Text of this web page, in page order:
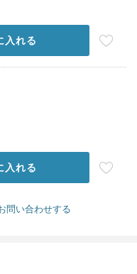
入れる
入れる
問い合わせする